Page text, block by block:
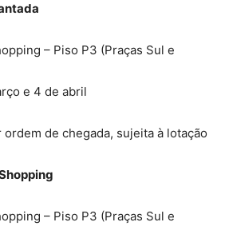
– Piso P3 (Praças Sul e
e 4 de abril
de chegada, sujeita à lotação
– Piso P3 (Praças Sul e